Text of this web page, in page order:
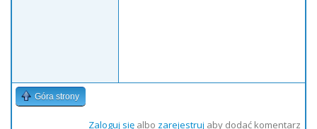
Góra strony
Zaloguj sięalbo zarejestruj aby dodać komentarz